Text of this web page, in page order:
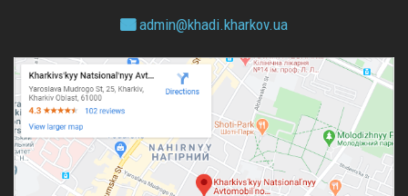
admin@khadi.kharkov.ua